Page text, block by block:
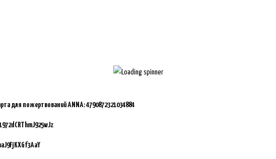
для пожертвований ANNA:4790872321034884